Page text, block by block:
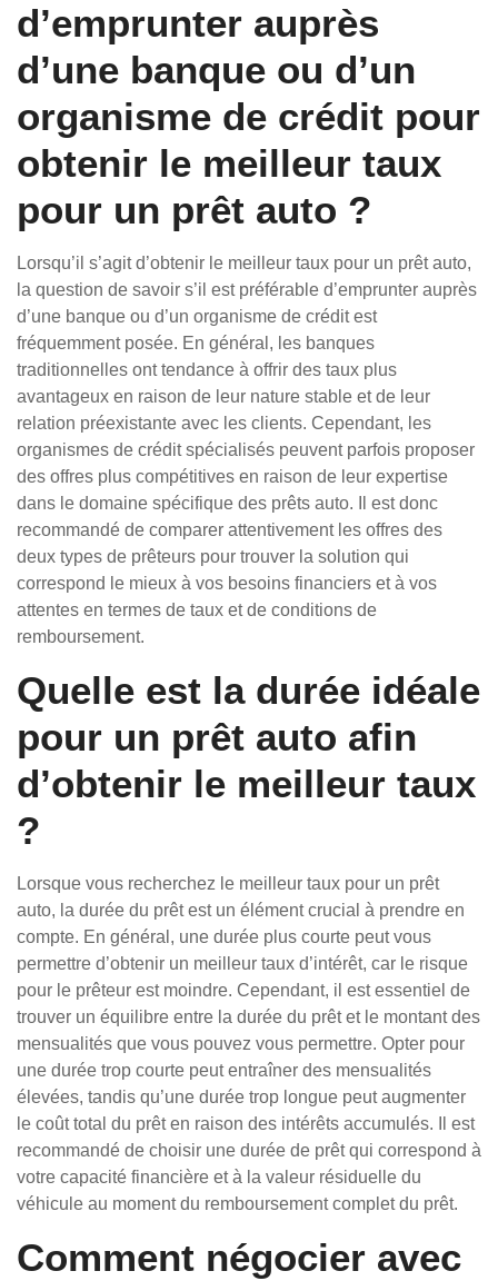
d’emprunter auprès
d’une banque ou d’un
organisme de crédit pour
obtenir le meilleur taux
pour un prêt auto ?
Lorsqu’il s’agit d’obtenir le meilleur taux pour un prêt auto,
la question de savoir s’il est préférable d’emprunter auprès
d’une banque ou d’un organisme de crédit est
fréquemment posée. En général, les banques
traditionnelles ont tendance à offrir des taux plus
avantageux en raison de leur nature stable et de leur
relation préexistante avec les clients. Cependant, les
organismes de crédit spécialisés peuvent parfois proposer
des offres plus compétitives en raison de leur expertise
dans le domaine spécifique des prêts auto. Il est donc
recommandé de comparer attentivement les offres des
deux types de prêteurs pour trouver la solution qui
correspond le mieux à vos besoins financiers et à vos
attentes en termes de taux et de conditions de
remboursement.
Quelle est la durée idéale
pour un prêt auto afin
d’obtenir le meilleur taux
?
Lorsque vous recherchez le meilleur taux pour un prêt
auto, la durée du prêt est un élément crucial à prendre en
compte. En général, une durée plus courte peut vous
permettre d’obtenir un meilleur taux d’intérêt, car le risque
pour le prêteur est moindre. Cependant, il est essentiel de
trouver un équilibre entre la durée du prêt et le montant des
mensualités que vous pouvez vous permettre. Opter pour
une durée trop courte peut entraîner des mensualités
élevées, tandis qu’une durée trop longue peut augmenter
le coût total du prêt en raison des intérêts accumulés. Il est
recommandé de choisir une durée de prêt qui correspond à
votre capacité financière et à la valeur résiduelle du
véhicule au moment du remboursement complet du prêt.
Comment négocier avec